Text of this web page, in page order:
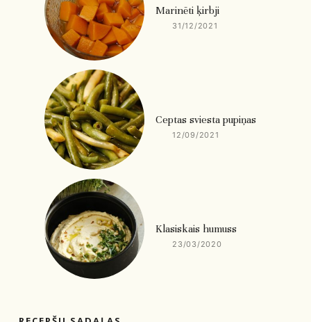
Marinēti ķirbji
31/12/2021
Ceptas sviesta pupiņas
12/09/2021
Klasiskais humuss
23/03/2020